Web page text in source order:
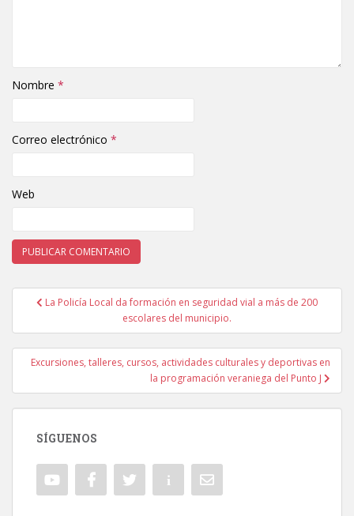
Nombre *
Correo electrónico *
Web
Navegación de entradas
La Policía Local da formación en seguridad vial a más de 200
escolares del municipio.
Excursiones, talleres, cursos, actividades culturales y deportivas en
la programación veraniega del Punto J
SÍGUENOS